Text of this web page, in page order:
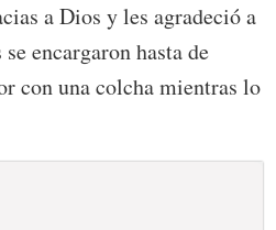
a Dios y les agradeció a
encargaron hasta de
con una colcha mientras lo